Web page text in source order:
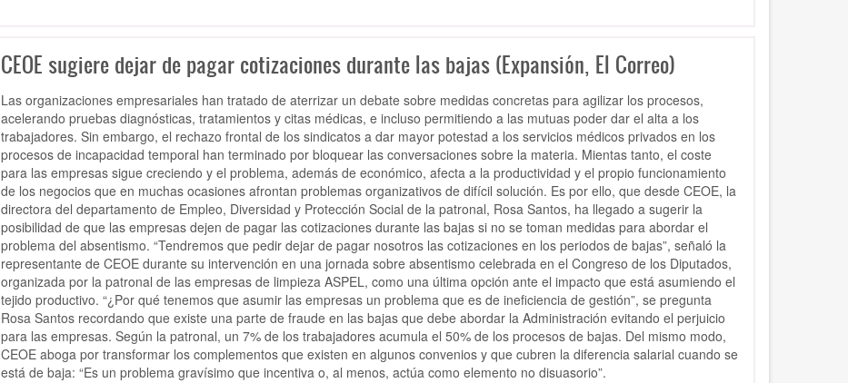
CEOE sugiere dejar de pagar cotizaciones durante las bajas (Expansión, El Correo)
Las organizaciones empresariales han tratado de aterrizar un debate sobre medidas concretas para agilizar los procesos,
acelerando pruebas diagnósticas, tratamientos y citas médicas, e incluso permitiendo a las mutuas poder dar el alta a los
trabajadores. Sin embargo, el rechazo frontal de los sindicatos a dar mayor potestad a los servicios médicos privados en los
procesos de incapacidad temporal han terminado por bloquear las conversaciones sobre la materia. Mientas tanto, el coste
para las empresas sigue creciendo y el problema, además de económico, afecta a la productividad y el propio funcionamiento
de los negocios que en muchas ocasiones afrontan problemas organizativos de difícil solución. Es por ello, que desde CEOE, la
directora del departamento de Empleo, Diversidad y Protección Social de la patronal, Rosa Santos, ha llegado a sugerir la
posibilidad de que las empresas dejen de pagar las cotizaciones durante las bajas si no se toman medidas para abordar el
problema del absentismo. “Tendremos que pedir dejar de pagar nosotros las cotizaciones en los periodos de bajas”, señaló la
representante de CEOE durante su intervención en una jornada sobre absentismo celebrada en el Congreso de los Diputados,
organizada por la patronal de las empresas de limpieza ASPEL, como una última opción ante el impacto que está asumiendo el
tejido productivo. “¿Por qué tenemos que asumir las empresas un problema que es de ineficiencia de gestión”, se pregunta
Rosa Santos recordando que existe una parte de fraude en las bajas que debe abordar la Administración evitando el perjuicio
para las empresas. Según la patronal, un 7% de los trabajadores acumula el 50% de los procesos de bajas. Del mismo modo,
CEOE aboga por transformar los complementos que existen en algunos convenios y que cubren la diferencia salarial cuando se
está de baja: “Es un problema gravísimo que incentiva o, al menos, actúa como elemento no disuasorio”.